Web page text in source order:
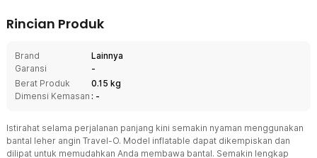
Rincian Produk
Brand
Lainnya
Garansi
-
Berat Produk
0.15 kg
Dimensi Kemasan : -
Istirahat selama perjalanan panjang kini semakin nyaman menggunakan
bantal leher angin Travel-O. Model inflatable dapat dikempiskan dan
dilipat untuk memudahkan Anda membawa bantal. Semakin lengkap